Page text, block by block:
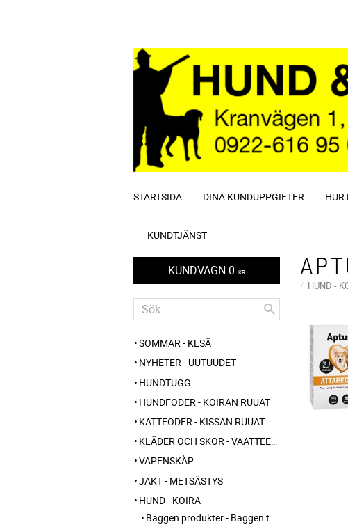
STARTSIDA DINA KUNDUPPGIFTER HUR
KUNDTJÄNST
HUND -
KUNDVAGN 0 KR
SOMMAR - KESÄ
NYHETER - UUTUUDET
HUNDTUGG
HUNDFODER - KOIRAN RUUAT
KATTFODER - KISSAN RUUAT
KLÄDER OCH SKOR - VAATTEET JA KENGÄT
VAPENSKÅP
JAKT - METSÄSTYS
HUND - KOIRA
Baggen produkter - Baggen tuotteet